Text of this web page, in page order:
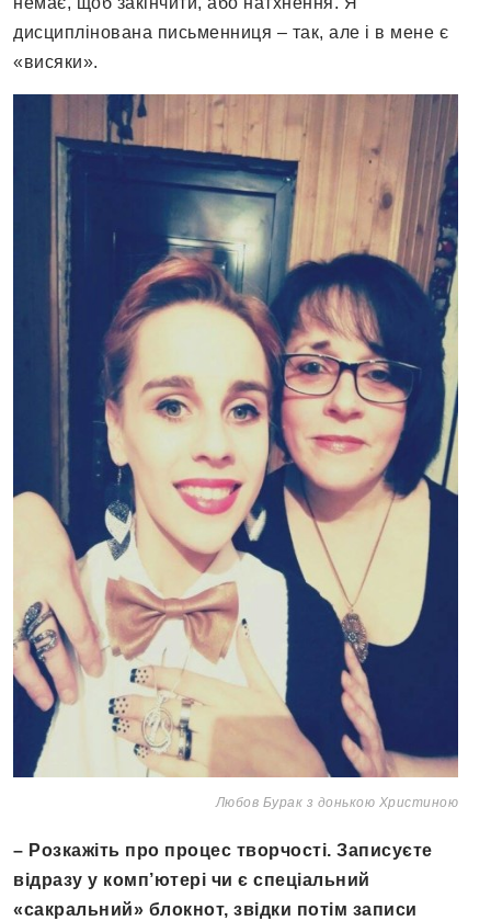
дисциплінована письменниця – так, але і в мене є
«висяки».
Любов Бурак з донькою Христиною
– Розкажіть про процес творчості. Записуєте
відразу у комп’ютері чи є спеціальний
«сакральний» блокнот, звідки потім записи